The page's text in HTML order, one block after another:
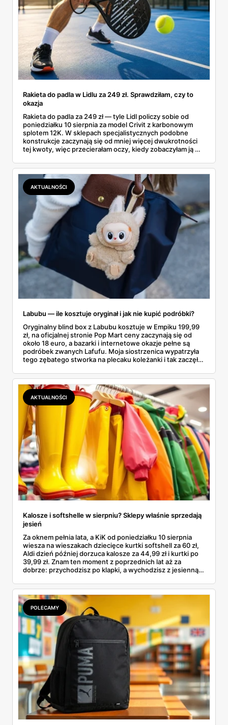
Rakieta do padla w Lidlu za 249 zł. Sprawdziłam, czy to
okazja
Rakieta do padla za 249 zł — tyle Lidl policzy sobie od
poniedziałku 10 sierpnia za model Crivit z karbonowym
splotem 12K. W sklepach specjalistycznych podobne
konstrukcje zaczynają się od mniej więcej dwukrotności
tej kwoty, więc przecierałam oczy, kiedy zobaczyłam ją w
najszybciej rosnący sport w Polsce: kortów przybywa
lawinowo, a chętnych jeszcze szybciej. Sprawdziłam, co
dokładnie dostajemy za te pieniądze i komu taka rakieta
faktycznie wystarczy.
AKTUALNOŚCI
Labubu — ile kosztuje oryginał i jak nie kupić podróbki?
Oryginalny blind box z Labubu kosztuje w Empiku 199,99
zł, na oficjalnej stronie Pop Mart ceny zaczynają się od
około 18 euro, a bazarki i internetowe okazje pełne są
podróbek zwanych Lafufu. Moja siostrzenica wypatrzyła
tego zębatego stworka na plecaku koleżanki i tak zaczęło
kosztuje i po czym poznać, że sprzedawca nie wciska nam
podróbki. Spisałam wszystko, czego się dowiedziałam —
łącznie z jedną wpadką, o której za chwilę.
AKTUALNOŚCI
Kalosze i softshelle w sierpniu? Sklepy właśnie sprzedają
jesień
Za oknem pełnia lata, a KiK od poniedziałku 10 sierpnia
wiesza na wieszakach dziecięce kurtki softshell za 60 zł,
Aldi dzień później dorzuca kalosze za 44,99 zł i kurtki po
39,99 zł. Znam ten moment z poprzednich lat aż za
dobrze: przychodzisz po klapki, a wychodzisz z jesienną
pojawi się w gazetkach w przyszłym tygodniu i czy jest
sens kupować jesień, zanim skończą się wakacje.
POLECAMY